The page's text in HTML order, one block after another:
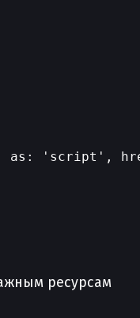
as: 'script',
ресурсам